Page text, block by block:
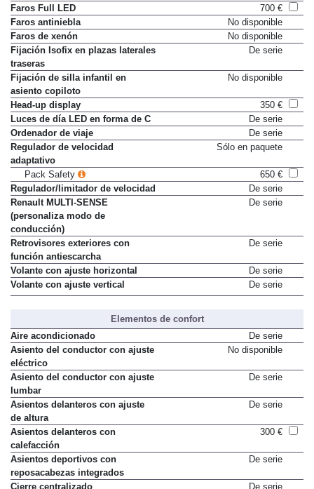
Faros Full LED
700 €
Faros antiniebla
No disponible
Faros de xenón
No disponible
Fijación Isofix en plazas laterales
traseras
De serie
Fijación de silla infantil en
asiento copiloto
No disponible
Head-up display
350 €
Luces de día LED en forma de C
De serie
Ordenador de viaje
De serie
Regulador de velocidad
adaptativo
Sólo en paquete
Pack Safety
650 €
Regulador/limitador de velocidad
De serie
Renault MULTI-SENSE
(personaliza modo de
conducción)
De serie
Retrovisores exteriores con
función antiescarcha
De serie
Volante con ajuste horizontal
De serie
Volante con ajuste vertical
De serie
Elementos de confort
Aire acondicionado
De serie
Asiento del conductor con ajuste
eléctrico
No disponible
Asiento del conductor con ajuste
lumbar
De serie
Asientos delanteros con ajuste
de altura
De serie
Asientos delanteros con
calefacción
300 €
Asientos deportivos con
reposacabezas integrados
De serie
Cierre centralizado De serie